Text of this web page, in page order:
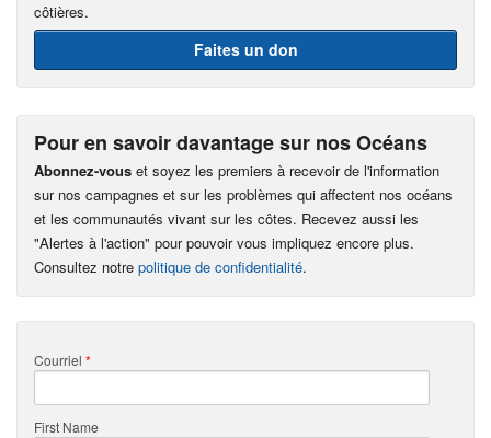
côtières.
Faites un don
Pour en savoir davantage sur nos Océans
Abonnez-vous et soyez les premiers à recevoir de l'information
sur nos campagnes et sur les problèmes qui affectent nos océans
et les communautés vivant sur les côtes. Recevez aussi les
"Alertes à l'action" pour pouvoir vous impliquez encore plus.
Consultez notre politique de confidentialité.
Courriel *
First Name